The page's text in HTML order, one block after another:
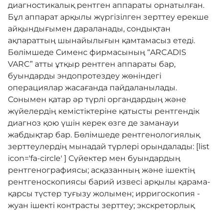
диагностикалық рентген аппараты орнатылған.
Бұл аппарат арқылы жүргізілген зерттеу ерекше
айқындығымен дараланады, сондықтан
ақпараттың шынайылығын қамтамасыз етеді.
Бөлімшеде Сименс фирмасының “ARCADIS
VARC” атты ұтқыр рентген аппараты бар,
буындарды эндопротездеу жөніндегі
операциялар жасағанда пайдаланылады.
Сонымен қатар әр түрлі органдардың және
жүйелердің кемістіктеріне қатысты рентгендік
диагноз қою үшін керек өзге де заманауи
жабдықтар бар. Бөлімшеде рентгенологиялық
зерттеулердің мынадай түрлері орындалады: [list
icon='fa-circle' ] Сүйектер мен буындардың
рентгенографиясы; асқазанның және ішектің
рентгеноскопиясы барий извесі арқылы қарама-
қарсы түстер туғызу жолымен; ирригоскопия -
жуан ішекті контрасты зерттеу; экскреторлық